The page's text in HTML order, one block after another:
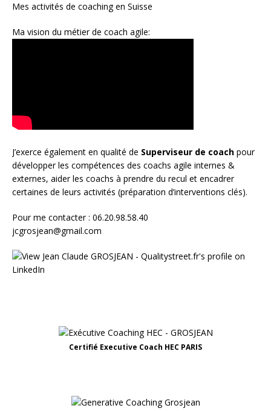
Mes activités de coaching en Suisse
Ma vision du métier de coach agile:
J’exerce également en qualité de Superviseur de coach pour
développer les compétences des coachs agile internes &
externes, aider les coachs à prendre du recul et encadrer
certaines de leurs activités (préparation d’interventions clés).
Pour me contacter : 06.20.98.58.40
jcgrosjean@gmail.com
Certifié Executive Coach HEC PARIS